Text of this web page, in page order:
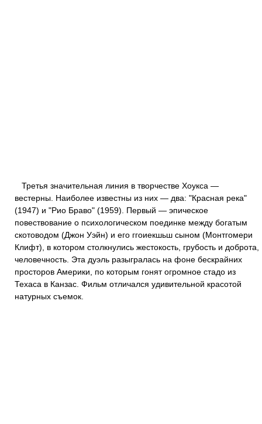
Третья значительная линия в творчестве Хоукса —
вестерны. Наиболее известны из них — два: "Красная река"
(1947) и "Рио Браво" (1959). Первый — эпическое
повествование о психологическом поединке между богатым
скотоводом (Джон Уэйн) и его ггоиекшьш сыном (Монтгомери
Клифт), в котором столкнулись жестокость, грубость и доброта,
человечность. Эта дуэль разыгралась на фоне бескрайних
просторов Америки, по которым гонят огромное стадо из
Техаса в Канзас. Фильм отличался удивительной красотой
натурных съемок.